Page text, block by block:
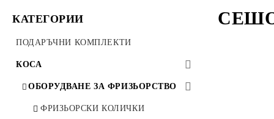
КАТЕГОРИИ
ПОДАРЪЧНИ КОМПЛЕКТИ
КОСА
ОБОРУДВАНЕ ЗА ФРИЗЬОРСТВО
ФРИЗЬОРСКИ КОЛИЧКИ